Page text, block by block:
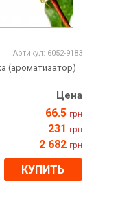
Артикул: 6052-9183
(ароматизатор)
Цена
66.5 грн
231 грн
2 682 грн
КУПИТЬ